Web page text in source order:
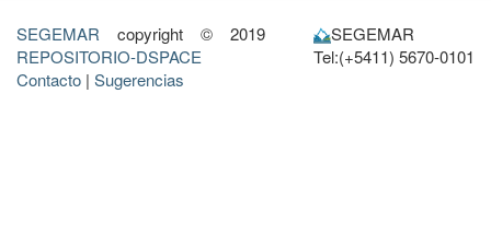
SEGEMAR copyright © 2019
REPOSITORIO-DSPACE
Contacto | Sugerencias
SEGEMAR
Tel:(+5411) 5670-0101